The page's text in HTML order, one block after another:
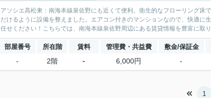
アソシエ高松東：南海本線泉佐野にも近くて便利。衛生的なフローリング
だけるように設備を整えました。エアコン付きのマンションなので、快適
任せください！こちらでは、南海本線泉佐野周辺にある賃貸情報を豊富に取り
部屋番号 所在階 賃料 管理費・共益費 敷金/保証金
- 2階 - 6,000円 -
1